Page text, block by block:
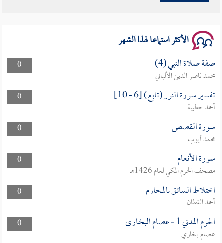
الأكثر استماعا لهذا الشهر
0 صفة صلاة النبي (4)
محمد ناصر الدين الألباني
0
تفسير سورة النور (تابع) [6 - 10]
أحمد حطيبة
0
سورة القصص
محمد أيوب
0
سورة الأنعام
مصحف الحرم المكي لعام 1426هـ
0
اختلاط السائق بالمحارم
أحمد القطان
0
الحرم المدني 1 - عصام البخارى
عصام بخاري